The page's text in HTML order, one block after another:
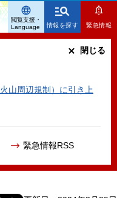
情報を探す 緊急情報
山周辺規制）に引き上
緊急情報RSS
閉じる
閲覧支援・
Language